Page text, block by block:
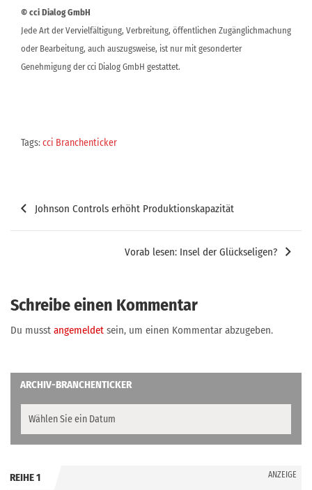
© cci Dialog GmbH
Jede Art der Vervielfältigung, Verbreitung, öffentlichen Zugänglichmachung
oder Bearbeitung, auch auszugsweise, ist nur mit gesonderter
Genehmigung der cci Dialog GmbH gestattet.
Tags:cci Branchenticker
Beitragsnavigation
Johnson Controls erhöht Produktionskapazität
Vorab lesen: Insel der Glückseligen?
Schreibe einen Kommentar
Du musst angemeldet sein, um einen Kommentar abzugeben.
ARCHIV-BRANCHENTICKER
REIHE 1 ANZEIGE